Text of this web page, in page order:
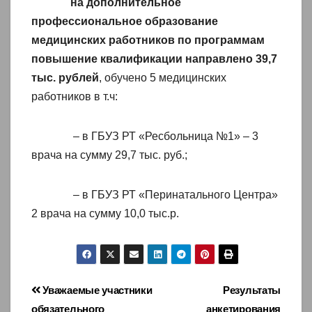
на дополнительное
профессиональное образование
медицинских работников по программам
повышение квалификации направлено 39,7
тыс. рублей, обучено 5 медицинских
работников в т.ч:
– в ГБУЗ РТ «Ресбольница №1» – 3
врача на сумму 29,7 тыс. руб.;
– в ГБУЗ РТ «Перинатального Центра»
2 врача на сумму 10,0 тыс.р.
Навигация
Результаты
анкетирования
Уважаемые участники
обязательного